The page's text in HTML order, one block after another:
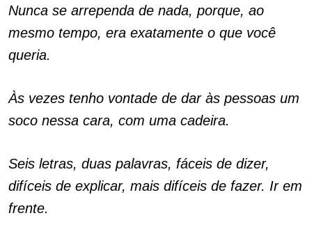
Nunca se arrependa de nada, porque, ao
mesmo tempo, era exatamente o que você
queria.
Às vezes tenho vontade de dar às pessoas um
soco nessa cara, com uma cadeira.
Seis letras, duas palavras, fáceis de dizer,
difíceis de explicar, mais difíceis de fazer. Ir em
frente.